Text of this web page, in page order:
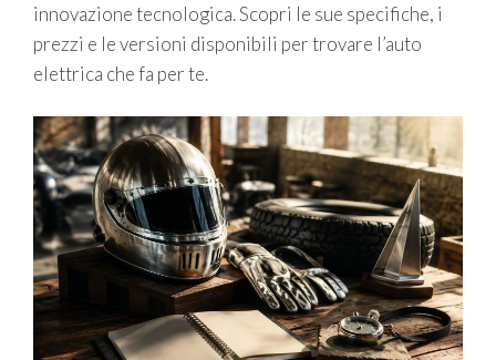
innovazione tecnologica. Scopri le sue specifiche, i
prezzi e le versioni disponibili per trovare l’auto
elettrica che fa per te.